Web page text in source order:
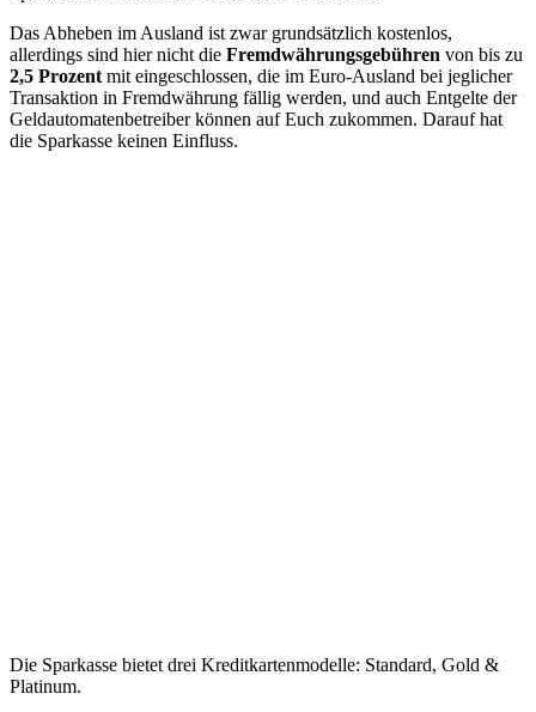
Das Abheben im Ausland ist zwar grundsätzlich kostenlos,
allerdings sind hier nicht die Fremdwährungsgebühren von bis zu
2,5 Prozent mit eingeschlossen, die im Euro-Ausland bei jeglicher
Transaktion in Fremdwährung fällig werden, und auch Entgelte der
Geldautomatenbetreiber können auf Euch zukommen. Darauf hat
die Sparkasse keinen Einfluss.
Die Sparkasse bietet drei Kreditkartenmodelle: Standard, Gold &
Platinum.